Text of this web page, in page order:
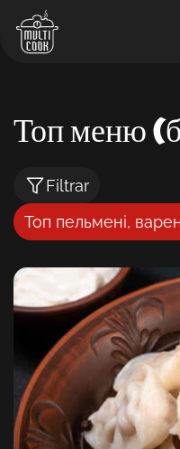
Топ меню
Filtrar
Топ пельмені,